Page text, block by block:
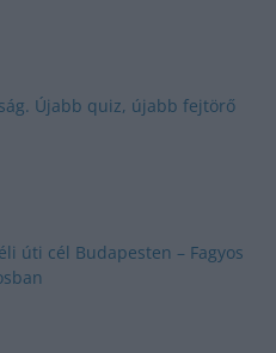
Újabb quiz, újabb fejtörő
úti cél Budapesten – Fagyos